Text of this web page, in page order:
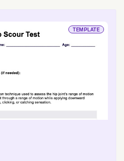
TEMPLATE